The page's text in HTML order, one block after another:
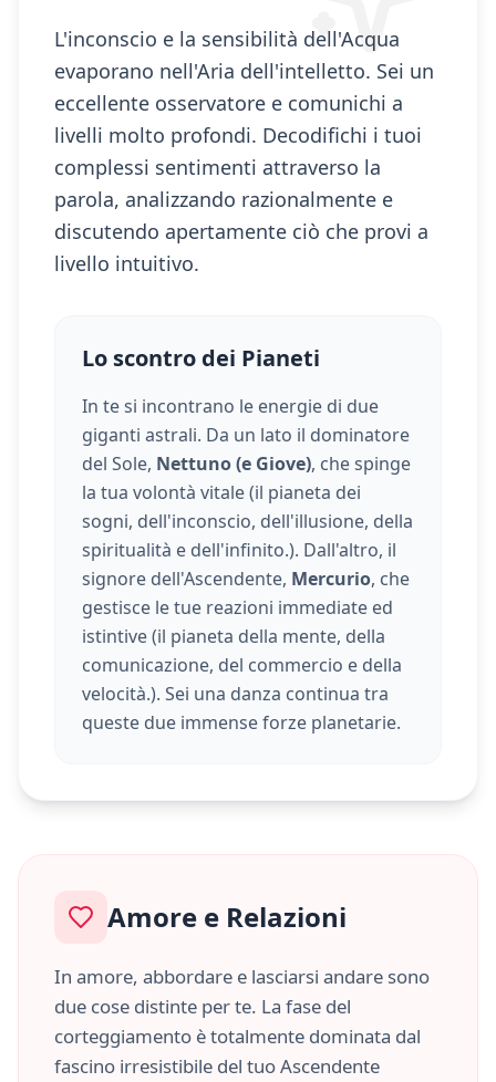
L'inconscio e la sensibilità dell'Acqua
evaporano nell'Aria dell'intelletto. Sei un
eccellente osservatore e comunichi a
livelli molto profondi. Decodifichi i tuoi
complessi sentimenti attraverso la
parola, analizzando razionalmente e
discutendo apertamente ciò che provi a
livello intuitivo.
Lo scontro dei Pianeti
In te si incontrano le energie di due
giganti astrali. Da un lato il dominatore
del Sole, Nettuno (e Giove), che spinge
la tua volontà vitale (il pianeta dei
sogni, dell'inconscio, dell'illusione, della
spiritualità e dell'infinito.). Dall'altro, il
signore dell'Ascendente, Mercurio, che
gestisce le tue reazioni immediate ed
istintive (il pianeta della mente, della
comunicazione, del commercio e della
velocità.). Sei una danza continua tra
queste due immense forze planetarie.
Amore e Relazioni
In amore, abbordare e lasciarsi andare sono
due cose distinte per te. La fase del
corteggiamento è totalmente dominata dal
fascino irresistibile del tuo Ascendente